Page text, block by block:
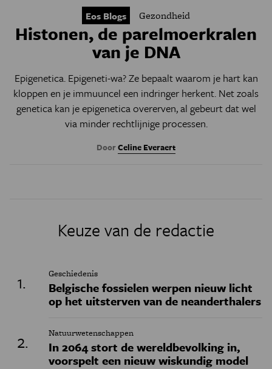
Eos Blogs Gezondheid
Histonen, de parelmoerkralen
van je DNA
Epigenetica. Epigeneti-wa? Ze bepaalt waarom je hart kan
kloppen en je immuuncel een indringer herkent. Net zoals
genetica kan je epigenetica overerven, al gebeurt dat wel
via minder rechtlijnige processen.
DoorCeline Everaert
Keuze van de redactie
Geschiedenis
Belgische fossielen werpen nieuw licht
op het uitsterven van de neanderthalers
Natuurwetenschappen
In 2064 stort de wereldbevolking in,
voorspelt een nieuw wiskundig model